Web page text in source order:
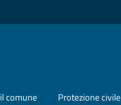
comune Protezione civile